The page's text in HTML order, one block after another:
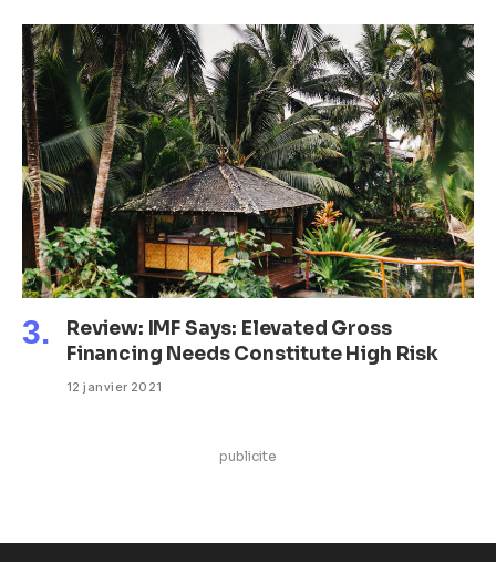
Review: IMF Says: Elevated Gross
Financing Needs Constitute High Risk
12 janvier 2021
publicite